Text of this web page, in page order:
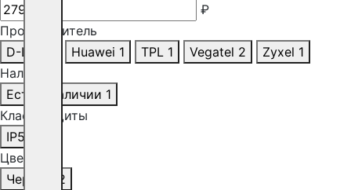
₽
Производитель
D-Link
Huawei 1 TPL 1 Vegatel 2 Zyxel 1
Наличие
Есть в наличии 1
Класс защиты
IP54
Цвет
Черный
2